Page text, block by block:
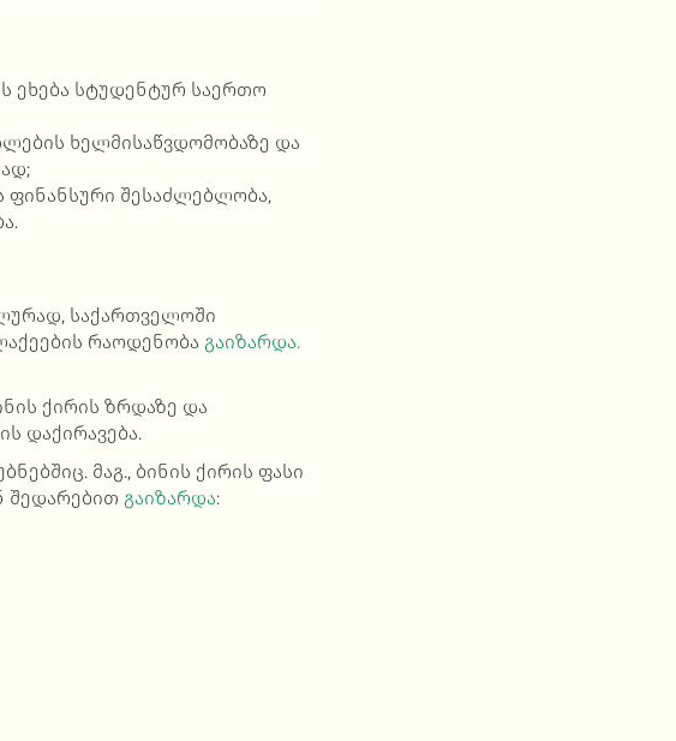
ეხება სტუდენტურ საერთო
ხელმისაწვდომობაზე და
ფინანსური შესაძლებლობა,
საქართველოში
რაოდენობა გაიზარდა.
ქირის ზრდაზე და
დაქირავება.
მაგ., ბინის ქირის ფასი
შედარებით გაიზარდა: